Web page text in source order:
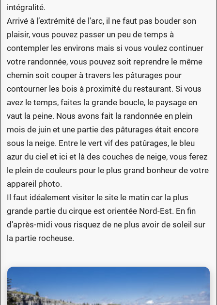
intégralité.
Arrivé à l’extrémité de l'arc, il ne faut pas bouder son
plaisir, vous pouvez passer un peu de temps à
contempler les environs mais si vous voulez continuer
votre randonnée, vous pouvez soit reprendre le même
chemin soit couper à travers les pâturages pour
contourner les bois à proximité du restaurant. Si vous
avez le temps, faites la grande boucle, le paysage en
vaut la peine. Nous avons fait la randonnée en plein
mois de juin et une partie des pâturages était encore
sous la neige. Entre le vert vif des patûrages, le bleu
azur du ciel et ici et là des couches de neige, vous ferez
le plein de couleurs pour le plus grand bonheur de votre
appareil photo.
Il faut idéalement visiter le site le matin car la plus
grande partie du cirque est orientée Nord-Est. En fin
d'après-midi vous risquez de ne plus avoir de soleil sur
la partie rocheuse.